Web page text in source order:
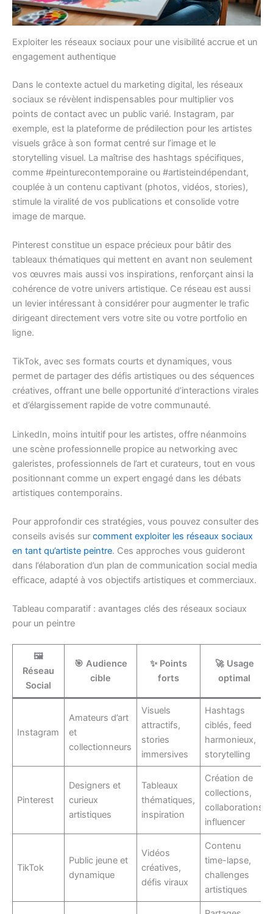
Exploiter les réseaux sociaux pour une visibilité accrue et un
engagement authentique
Dans le contexte actuel du marketing digital, les réseaux
sociaux se révèlent indispensables pour multiplier vos
points de contact avec un public varié. Instagram, par
exemple, est la plateforme de prédilection pour les artistes
visuels grâce à son format centré sur l’image et le
storytelling visuel. La maîtrise des hashtags spécifiques,
comme #peinturecontemporaine ou #artisteindépendant,
couplée à un contenu captivant (photos, vidéos, stories),
stimule la viralité de vos publications et consolide votre
image de marque.
Pinterest constitue un espace précieux pour bâtir des
tableaux thématiques qui mettent en avant non seulement
vos œuvres mais aussi vos inspirations, renforçant ainsi la
cohérence de votre univers artistique. Ce réseau est aussi
un levier intéressant à considérer pour augmenter le trafic
dirigeant directement vers votre site ou votre portfolio en
ligne.
TikTok, avec ses formats courts et dynamiques, vous
permet de partager des défis artistiques ou des séquences
créatives, offrant une belle opportunité d’interactions virales
et d’élargissement rapide de votre communauté.
LinkedIn, moins intuitif pour les artistes, offre néanmoins
une scène professionnelle propice au networking avec
galeristes, professionnels de l’art et curateurs, tout en vous
positionnant comme un expert engagé dans les débats
artistiques contemporains.
Pour approfondir ces stratégies, vous pouvez consulter des
conseils avisés sur comment exploiter les réseaux sociaux
en tant qu’artiste peintre. Ces approches vous guideront
dans l’élaboration d’un plan de communication social media
efficace, adapté à vos objectifs artistiques et commerciaux.
Tableau comparatif : avantages clés des réseaux sociaux
pour un peintre
🖼️
Réseau
Social
🎯 Audience
cible
✨ Points
forts
🚀 Usage
optimal
Instagram
Amateurs d’art
et
collectionneurs
Visuels
attractifs,
stories
immersives
Hashtags
ciblés, feed
harmonieux,
storytelling
Pinterest
Designers et
curieux
artistiques
Tableaux
thématiques,
inspiration
Création de
collections,
collaborations
influencer
TikTok
Public jeune et
dynamique
Vidéos
créatives,
défis viraux
Contenu
time-lapse,
challenges
artistiques